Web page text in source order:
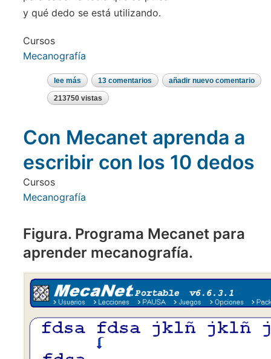
y qué dedo se está utilizando.
Cursos
Mecanografía
lee más sobre
ejercicios
de
iniciación
13 comentarios añadir nuevo comentario
213750 vistas
Con Mecanet aprenda a
escribir con los 10 dedos
Cursos
Mecanografía
Figura. Programa Mecanet para
aprender mecanografía.